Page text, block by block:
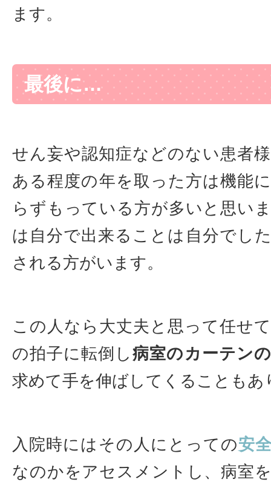
ます。
最後に…
せん妄や認知症などのない患者
ある程度の年を取った方は機能
らずもっている方が多いと思い
は自分で出来ることは自分でし
される方がいます。
この人なら大丈夫と思って任せ
の拍子に転倒し病室のカーテン
求めて手を伸ばしてくることもあ
入院時にはその人にとっての安
なのかをアセスメントし、病室